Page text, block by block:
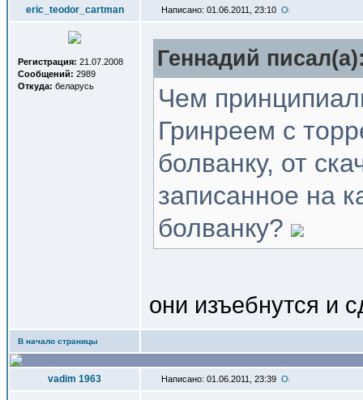
eric_teodor_cartman Написано: 01.06.2011, 23:10
Регистрация: 21.07.2008
Сообщений: 2989
Откуда: беларусь
Геннадий
Чем
Гринреем с
болванку, от
записанное на
болванку?
они изъебнутся и
В начало страницы
vadim 1963 Написано: 01.06.2011, 23:39